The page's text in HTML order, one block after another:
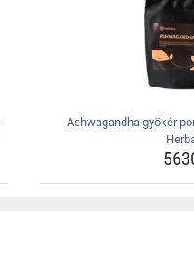
Ashwagandha gyökér